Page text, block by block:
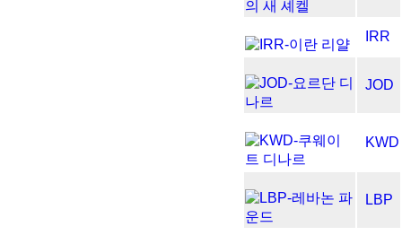
IRR
JOD
KWD
LBP